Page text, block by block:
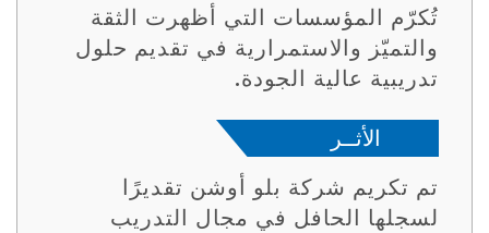
تُكرّم المؤسسات التي أظهرت الثقة
والتميّز والاستمرارية في تقديم حلول
تدريبية عالية الجودة.
الأثــر
تم تكريم شركة بلو أوشن تقديرًا
لسجلها الحافل في مجال التدريب